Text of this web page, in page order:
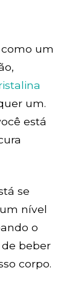
um
um.
está
se
nível
o
beber
corpo.